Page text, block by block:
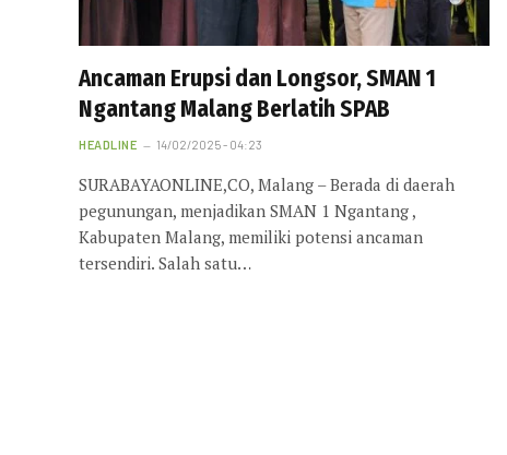
Ancaman Erupsi dan Longsor, SMAN 1
Ngantang Malang Berlatih SPAB
HEADLINE 14/02/2025 - 04:23
SURABAYAONLINE,CO, Malang – Berada di daerah
pegunungan, menjadikan SMAN 1 Ngantang ,
Kabupaten Malang, memiliki potensi ancaman
tersendiri. Salah satu…